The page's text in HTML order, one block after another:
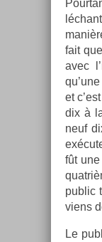
fait
avec
et
dix à
neuf
fût
pub­lic
viens
Le